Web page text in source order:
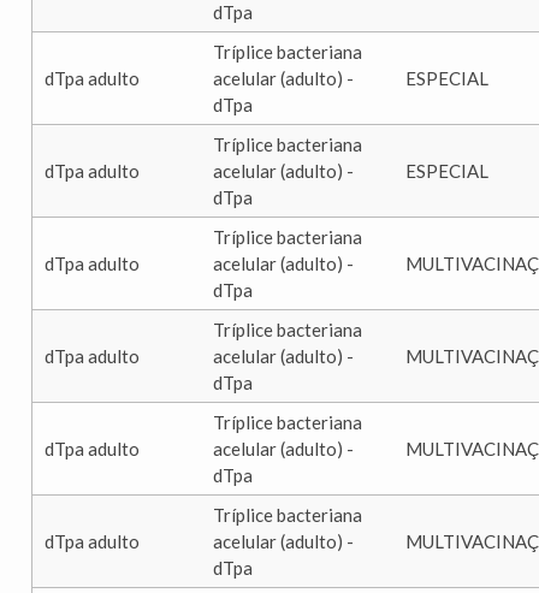
dTpa
dTpa adulto
Tríplice bacteriana
acelular (adulto) -
dTpa
ESPECIAL
dTpa adulto
Tríplice bacteriana
acelular (adulto) -
dTpa
ESPECIAL
dTpa adulto
Tríplice bacteriana
acelular (adulto) -
dTpa
dTpa adulto
Tríplice bacteriana
acelular (adulto) -
dTpa
dTpa adulto
Tríplice bacteriana
acelular (adulto) -
dTpa
dTpa adulto
Tríplice bacteriana
acelular (adulto) -
dTpa